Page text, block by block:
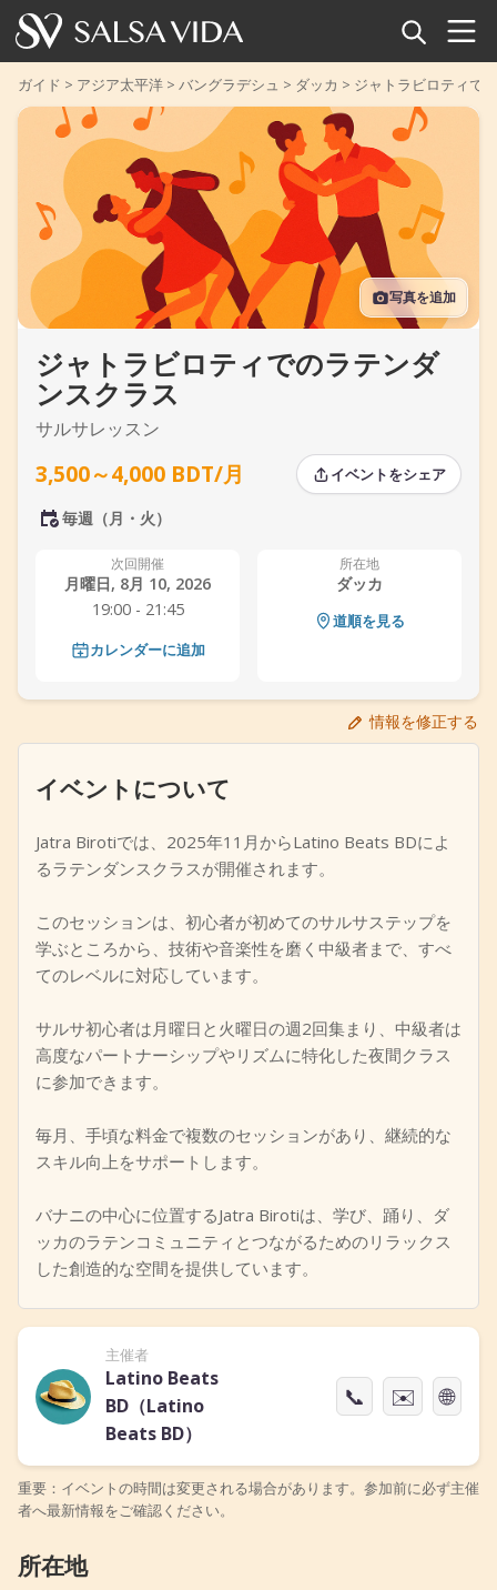
ホーム
イベント
ニュース
記事
動画
サルサ用語集
ショップ
TuneTempo
イベントを追加
ガイド > アジア太平洋 > バングラデシュ > ダッカ > ジャトラビロティで
写真を追加
ジャトラビロティでのラテンダ
ンスクラス
サルサレッスン
3,500～4,000 BDT/月 イベントをシェア
毎週（月・火）
次回開催
月曜日, 8月 10, 2026
19:00 - 21:45
カレンダーに追加
所在地
ダッカ
道順を見る
情報を修正する
イベントについて
Jatra Birotiでは、2025年11月からLatino Beats BDによ
るラテンダンスクラスが開催されます。
このセッションは、初心者が初めてのサルサステップを
学ぶところから、技術や音楽性を磨く中級者まで、すべ
てのレベルに対応しています。
サルサ初心者は月曜日と火曜日の週2回集まり、中級者は
高度なパートナーシップやリズムに特化した夜間クラス
に参加できます。
毎月、手頃な料金で複数のセッションがあり、継続的な
スキル向上をサポートします。
バナニの中心に位置するJatra Birotiは、学び、踊り、ダ
ッカのラテンコミュニティとつながるためのリラックス
した創造的な空間を提供しています。
主催者
Latino Beats
BD（Latino
Beats BD）
📞 ✉️ 🌐
重要：イベントの時間は変更される場合があります。参加前に必ず主催
者へ最新情報をご確認ください。
所在地